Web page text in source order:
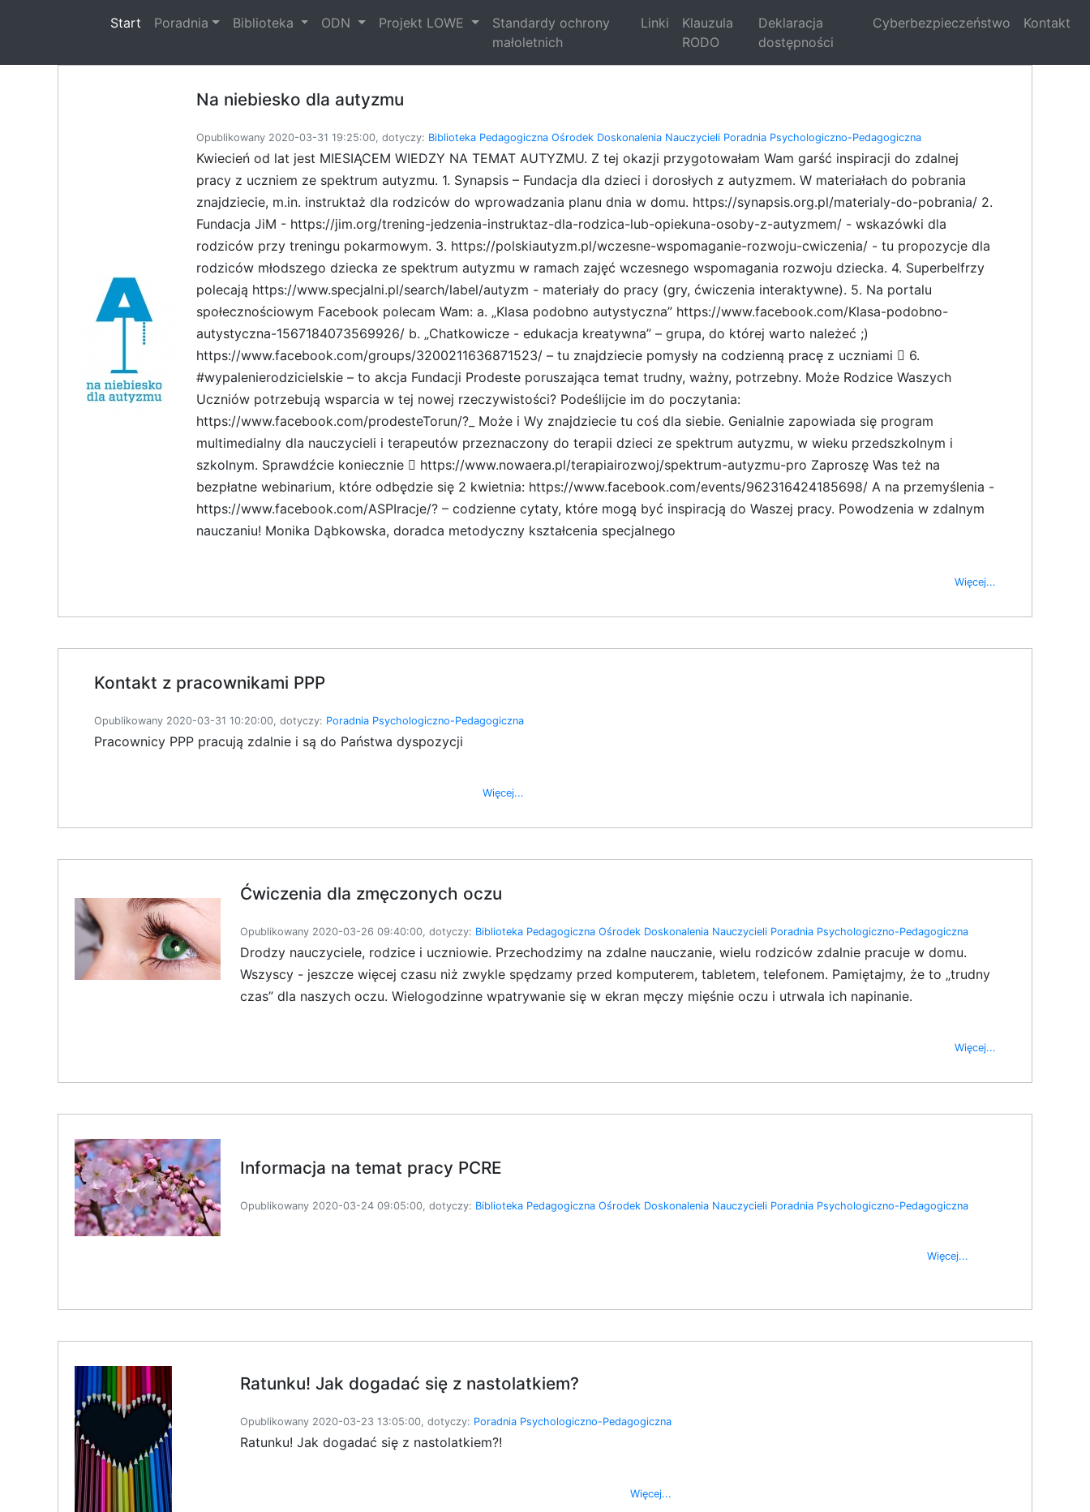
Start (current)
Poradnia Biblioteka ODN Projekt LOWE
Standardy ochrony
małoletnich
Linki
Klauzula
RODO
Deklaracja
dostępności
Cyberbezpieczeństwo Kontakt
Na niebiesko dla autyzmu
Opublikowany 2020-03-31 19:25:00, dotyczy: Biblioteka Pedagogiczna Ośrodek Doskonalenia Nauczycieli Poradnia Psychologiczno-Pedagogiczna
Kwiecień od lat jest MIESIĄCEM WIEDZY NA TEMAT AUTYZMU. Z tej okazji przygotowałam Wam garść inspiracji do zdalnej
pracy z uczniem ze spektrum autyzmu. 1. Synapsis – Fundacja dla dzieci i dorosłych z autyzmem. W materiałach do pobrania
znajdziecie, m.in. instruktaż dla rodziców do wprowadzania planu dnia w domu. https://synapsis.org.pl/materialy-do-pobrania/ 2.
Fundacja JiM - https://jim.org/trening-jedzenia-instruktaz-dla-rodzica-lub-opiekuna-osoby-z-autyzmem/ - wskazówki dla
rodziców przy treningu pokarmowym. 3. https://polskiautyzm.pl/wczesne-wspomaganie-rozwoju-cwiczenia/ - tu propozycje dla
rodziców młodszego dziecka ze spektrum autyzmu w ramach zajęć wczesnego wspomagania rozwoju dziecka. 4. Superbelfrzy
polecają https://www.specjalni.pl/search/label/autyzm - materiały do pracy (gry, ćwiczenia interaktywne). 5. Na portalu
społecznościowym Facebook polecam Wam: a. „Klasa podobno autystyczna” https://www.facebook.com/Klasa-podobno-
autystyczna-1567184073569926/ b. „Chatkowicze - edukacja kreatywna” – grupa, do której warto należeć ;)
https://www.facebook.com/groups/3200211636871523/ – tu znajdziecie pomysły na codzienną pracę z uczniami  6.
#wypalenierodzicielskie – to akcja Fundacji Prodeste poruszająca temat trudny, ważny, potrzebny. Może Rodzice Waszych
Uczniów potrzebują wsparcia w tej nowej rzeczywistości? Podeślijcie im do poczytania:
https://www.facebook.com/prodesteTorun/?_ Może i Wy znajdziecie tu coś dla siebie. Genialnie zapowiada się program
multimedialny dla nauczycieli i terapeutów przeznaczony do terapii dzieci ze spektrum autyzmu, w wieku przedszkolnym i
szkolnym. Sprawdźcie koniecznie  https://www.nowaera.pl/terapiairozwoj/spektrum-autyzmu-pro Zaproszę Was też na
bezpłatne webinarium, które odbędzie się 2 kwietnia: https://www.facebook.com/events/962316424185698/ A na przemyślenia -
https://www.facebook.com/ASPIracje/? – codzienne cytaty, które mogą być inspiracją do Waszej pracy. Powodzenia w zdalnym
nauczaniu! Monika Dąbkowska, doradca metodyczny kształcenia specjalnego
Więcej...
Kontakt z pracownikami PPP
Opublikowany 2020-03-31 10:20:00, dotyczy: Poradnia Psychologiczno-Pedagogiczna
Pracownicy PPP pracują zdalnie i są do Państwa dyspozycji
Więcej...
Ćwiczenia dla zmęczonych oczu
Opublikowany 2020-03-26 09:40:00, dotyczy: Biblioteka Pedagogiczna Ośrodek Doskonalenia Nauczycieli Poradnia Psychologiczno-Pedagogiczna
Drodzy nauczyciele, rodzice i uczniowie. Przechodzimy na zdalne nauczanie, wielu rodziców zdalnie pracuje w domu.
Wszyscy - jeszcze więcej czasu niż zwykle spędzamy przed komputerem, tabletem, telefonem. Pamiętajmy, że to „trudny
czas” dla naszych oczu. Wielogodzinne wpatrywanie się w ekran męczy mięśnie oczu i utrwala ich napinanie.
Więcej...
Informacja na temat pracy PCRE
Opublikowany 2020-03-24 09:05:00, dotyczy: Biblioteka Pedagogiczna Ośrodek Doskonalenia Nauczycieli Poradnia Psychologiczno-Pedagogiczna
Więcej...
Ratunku! Jak dogadać się z nastolatkiem?
Opublikowany 2020-03-23 13:05:00, dotyczy: Poradnia Psychologiczno-Pedagogiczna
Ratunku! Jak dogadać się z nastolatkiem?!
Więcej...